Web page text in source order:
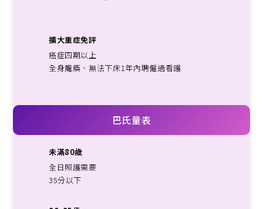
擴大重症免評
癌症四期以上
全身癱瘓、無法下床1年內聘僱過看護
巴氏量表
未滿80歲
全日照護需要
35分以下